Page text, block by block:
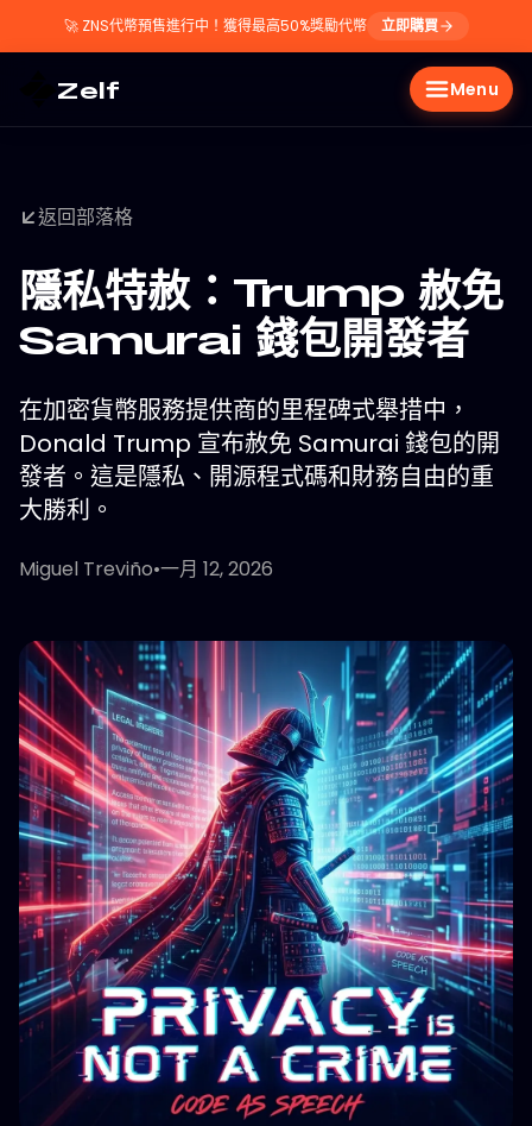
🚀 ZNS代幣預售進行中！獲得最高50%獎勵代幣 立即購買
Zelf Menu
返回部落格
隱私特赦：Trump 赦免
Samurai 錢包開發者
在加密貨幣服務提供商的里程碑式舉措中，
Donald Trump 宣布赦免 Samurai 錢包的開
發者。這是隱私、開源程式碼和財務自由的重
大勝利。
Miguel Treviño•一月 12, 2026